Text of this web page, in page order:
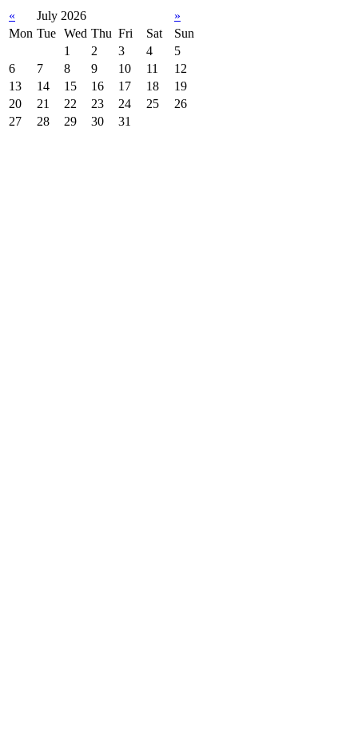
« July 2026
»
Mon Tue Wed Thu Fri Sat
Sun
1
2 3 4
5
6
7 8 9 10 11
12
13
14 15 16 17 18
19
20
21 22 23 24 25
26
27
28 29 30 31